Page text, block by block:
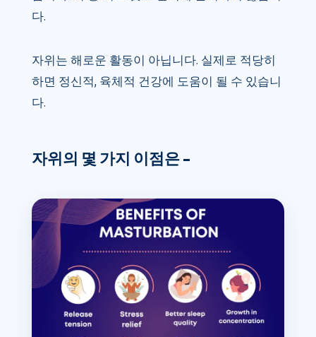
다.
자위는 해로운 활동이 아닙니다. 실제로 적당히
하면 정신적, 육체적 건강에 도움이 될 수 있습니
다.
자위의 몇 가지 이점은 –